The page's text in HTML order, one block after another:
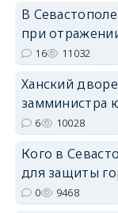
В
при
16 11032
Ханский
замминистра
6 10028
Кого в
для защиты
0 9468